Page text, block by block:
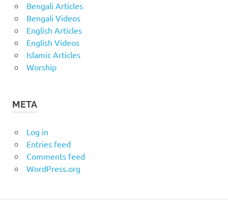
Bengali Articles
Bengali Videos
English Articles
English Videos
Islamic Articles
Worship
META
Log in
Entries feed
Comments feed
WordPress.org